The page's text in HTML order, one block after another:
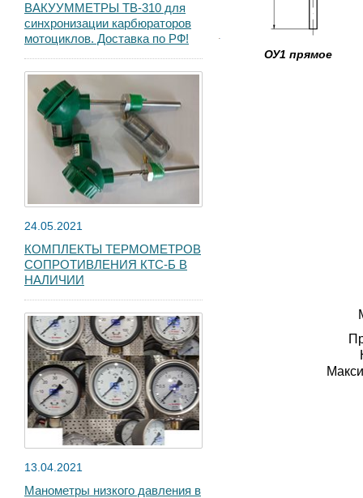
ВАКУУММЕТРЫ ТВ-310 для
синхронизации карбюраторов
мотоциклов. Доставка по РФ!
24.05.2021
КОМПЛЕКТЫ ТЕРМОМЕТРОВ
СОПРОТИВЛЕНИЯ КТС-Б В
НАЛИЧИИ
13.04.2021
Манометры низкого давления в
ОУ1 прямое